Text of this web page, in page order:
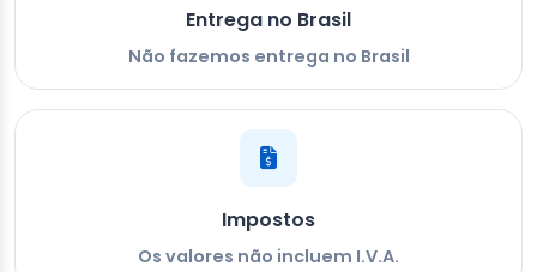
Entrega no Brasil
Não fazemos entrega no Brasil
Impostos
Os valores não incluem I.V.A.